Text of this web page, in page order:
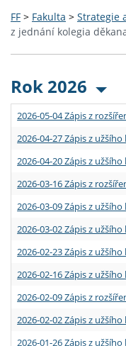
FF > Fakulta > Strategie
z jednání kolegia
Rok 2026
2026-05-04 Zápis z
2026-04-27 Zápis z
2026-04-20 Zápis z
2026-03-16 Zápis z
2026-03-09 Zápis z
2026-03-02 Zápis z
2026-02-23 Zápis z
2026-02-16 Zápis z
2026-02-09 Zápis z
2026-02-02 Zápis z
2026-01-26 Zápis z